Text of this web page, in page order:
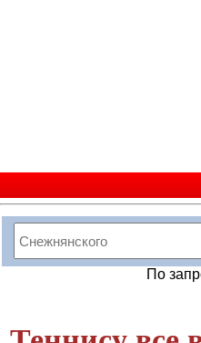
По